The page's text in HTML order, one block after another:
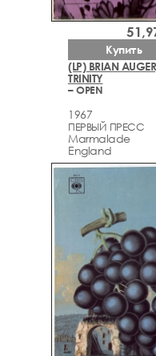
(LP) BRIAN
TRINITY
– OPEN
1967
ПЕРВЫЙ ПРЕСС
Marmalade
England
Купить